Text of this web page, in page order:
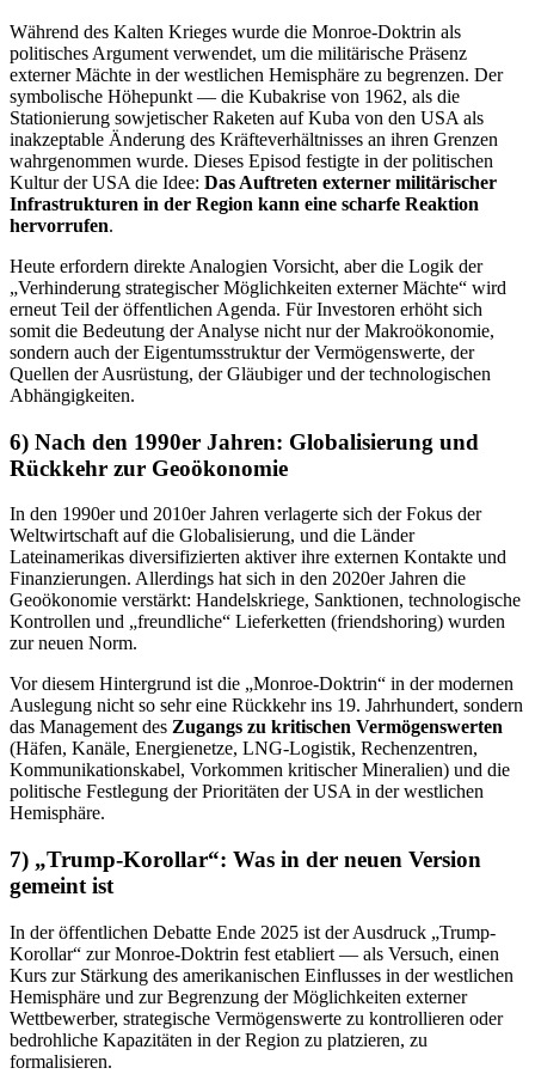
Während des Kalten Krieges wurde die Monroe-Doktrin als
politisches Argument verwendet, um die militärische Präsenz
externer Mächte in der westlichen Hemisphäre zu begrenzen. Der
symbolische Höhepunkt — die Kubakrise von 1962, als die
Stationierung sowjetischer Raketen auf Kuba von den USA als
inakzeptable Änderung des Kräfteverhältnisses an ihren Grenzen
wahrgenommen wurde. Dieses Episod festigte in der politischen
Kultur der USA die Idee: Das Auftreten externer militärischer
Infrastrukturen in der Region kann eine scharfe Reaktion
hervorrufen.
Heute erfordern direkte Analogien Vorsicht, aber die Logik der
„Verhinderung strategischer Möglichkeiten externer Mächte“ wird
erneut Teil der öffentlichen Agenda. Für Investoren erhöht sich
somit die Bedeutung der Analyse nicht nur der Makroökonomie,
sondern auch der Eigentumsstruktur der Vermögenswerte, der
Quellen der Ausrüstung, der Gläubiger und der technologischen
Abhängigkeiten.
6) Nach den 1990er Jahren: Globalisierung und
Rückkehr zur Geoökonomie
In den 1990er und 2010er Jahren verlagerte sich der Fokus der
Weltwirtschaft auf die Globalisierung, und die Länder
Lateinamerikas diversifizierten aktiver ihre externen Kontakte und
Finanzierungen. Allerdings hat sich in den 2020er Jahren die
Geoökonomie verstärkt: Handelskriege, Sanktionen, technologische
Kontrollen und „freundliche“ Lieferketten (friendshoring) wurden
zur neuen Norm.
Vor diesem Hintergrund ist die „Monroe-Doktrin“ in der modernen
Auslegung nicht so sehr eine Rückkehr ins 19. Jahrhundert, sondern
das Management des Zugangs zu kritischen Vermögenswerten
(Häfen, Kanäle, Energienetze, LNG-Logistik, Rechenzentren,
Kommunikationskabel, Vorkommen kritischer Mineralien) und die
politische Festlegung der Prioritäten der USA in der westlichen
Hemisphäre.
7) „Trump-Korollar“: Was in der neuen Version
gemeint ist
In der öffentlichen Debatte Ende 2025 ist der Ausdruck „Trump-
Korollar“ zur Monroe-Doktrin fest etabliert — als Versuch, einen
Kurs zur Stärkung des amerikanischen Einflusses in der westlichen
Hemisphäre und zur Begrenzung der Möglichkeiten externer
Wettbewerber, strategische Vermögenswerte zu kontrollieren oder
bedrohliche Kapazitäten in der Region zu platzieren, zu
formalisieren.